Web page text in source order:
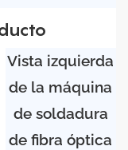
Vista izquierda
de la máquina
de soldadura
de fibra óptica